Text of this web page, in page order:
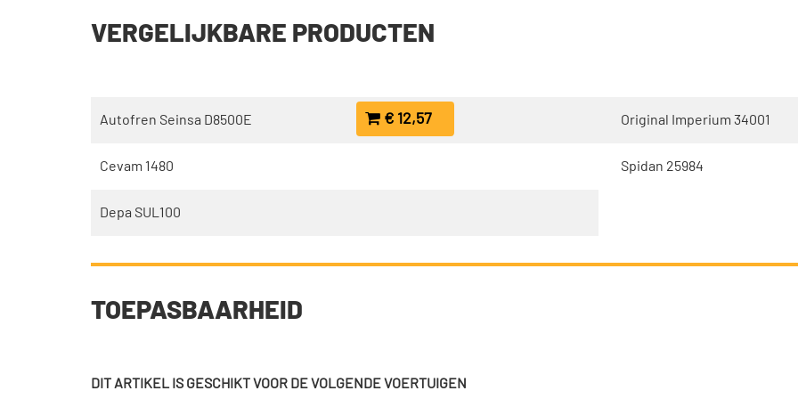
VERGELIJKBARE PRODUCTEN
Autofren Seinsa D8500E € 12,57
Cevam 1480
Depa SUL100
Original Imperium 34001
Spidan 25984
TOEPASBAARHEID
DIT ARTIKEL IS GESCHIKT VOOR DE VOLGENDE VOERTUIGEN